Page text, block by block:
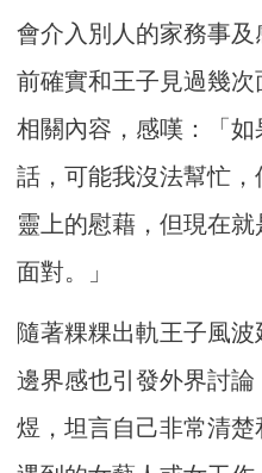
會介入別人的家務事
前確實和王子見過幾
相關內容，感嘆：「
話，可能我沒法幫忙
靈上的慰藉，但現在
面對。」
隨著粿粿出軌王子風
邊界感也引發外界討
煜，坦言自己非常清